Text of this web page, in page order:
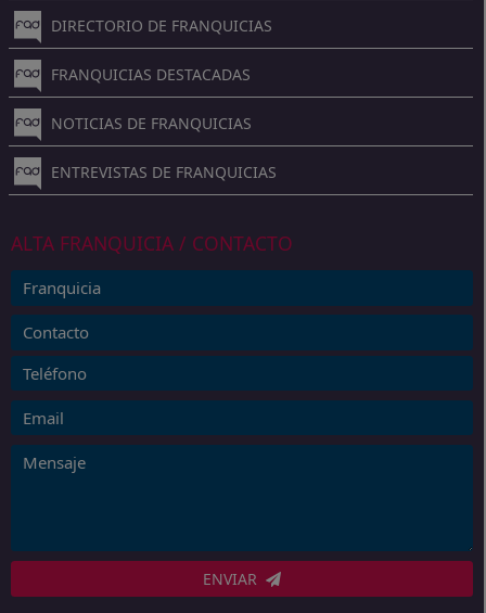
DIRECTORIO DE FRANQUICIAS
FRANQUICIAS DESTACADAS
NOTICIAS DE FRANQUICIAS
ENTREVISTAS DE FRANQUICIAS
ALTA FRANQUICIA / CONTACTO
ENVIAR